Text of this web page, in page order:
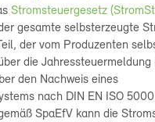
Stromsteuergesetz
gesamte selbsterzeugte
der vom Produzenten
die Jahressteuermeldung
den Nachweis eines
nach DIN EN ISO
SpaEfV kann die